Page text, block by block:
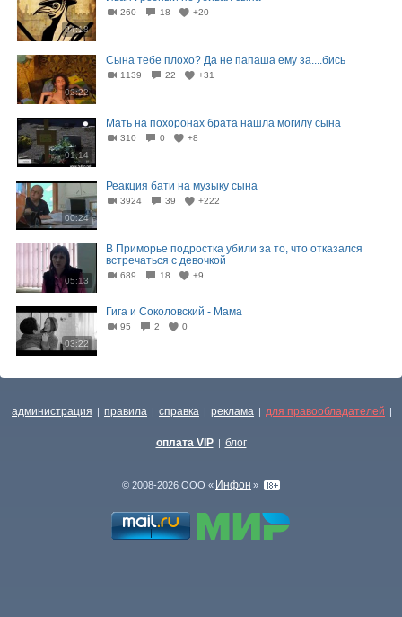
04:18
260 18 +20
02:22
Сына тебе плохо? Да не папаша ему за....бись
1139 22 +31
01:14
Мать на похоронах брата нашла могилу сына
310 0 +8
00:24
Реакция бати на музыку сына
3924 39 +222
05:13
В Приморье подростка убили за то, что отказался
встречаться с девочкой
689 18 +9
03:22
Гига и Соколовский - Мама
95 2 0
администрация | правила | справка | реклама | для правообладателей |
оплата VIP | блог
© 2008-2026 ООО « Инфон »